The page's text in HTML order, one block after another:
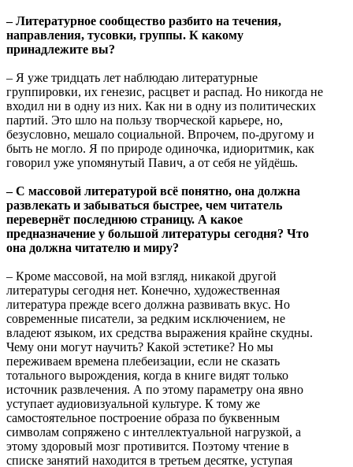
– Литературное сообщество разбито на течения,
направления, тусовки, группы. К какому
принадлежите вы?
– Я уже тридцать лет наблюдаю литературные
группировки, их генезис, расцвет и распад. Но никогда не
входил ни в одну из них. Как ни в одну из политических
партий. Это шло на пользу творческой карьере, но,
безусловно, мешало социальной. Впрочем, по-другому и
быть не могло. Я по природе одиночка, идиоритмик, как
говорил уже упомянутый Павич, а от себя не уйдёшь.
– С массовой литературой всё понятно, она должна
развлекать и забываться быстрее, чем читатель
перевернёт последнюю страницу. А какое
предназначение у большой литературы сегодня? Что
она должна читателю и миру?
– Кроме массовой, на мой взгляд, никакой другой
литературы сегодня нет. Конечно, художественная
литература прежде всего должна развивать вкус. Но
современные писатели, за редким исключением, не
владеют языком, их средства выражения крайне скудны.
Чему они могут научить? Какой эстетике? Но мы
переживаем времена плебеизации, если не сказать
тотального вырождения, когда в книге видят только
источник развлечения. А по этому параметру она явно
уступает аудиовизуальной культуре. К тому же
самостоятельное построение образа по буквенным
символам сопряжено с интеллектуальной нагрузкой, а
этому здоровый мозг противится. Поэтому чтение в
списке занятий находится в третьем десятке, уступая